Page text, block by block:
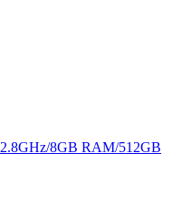
8GB RAM/512GB